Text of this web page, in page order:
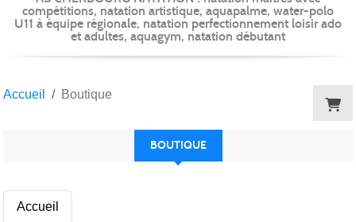
compétitions, natation artistique, aquapalme, water-polo
U11 à équipe régionale, natation perfectionnement loisir ado
et adultes, aquagym, natation débutant
Accueil Boutique
BOUTIQUE
Accueil